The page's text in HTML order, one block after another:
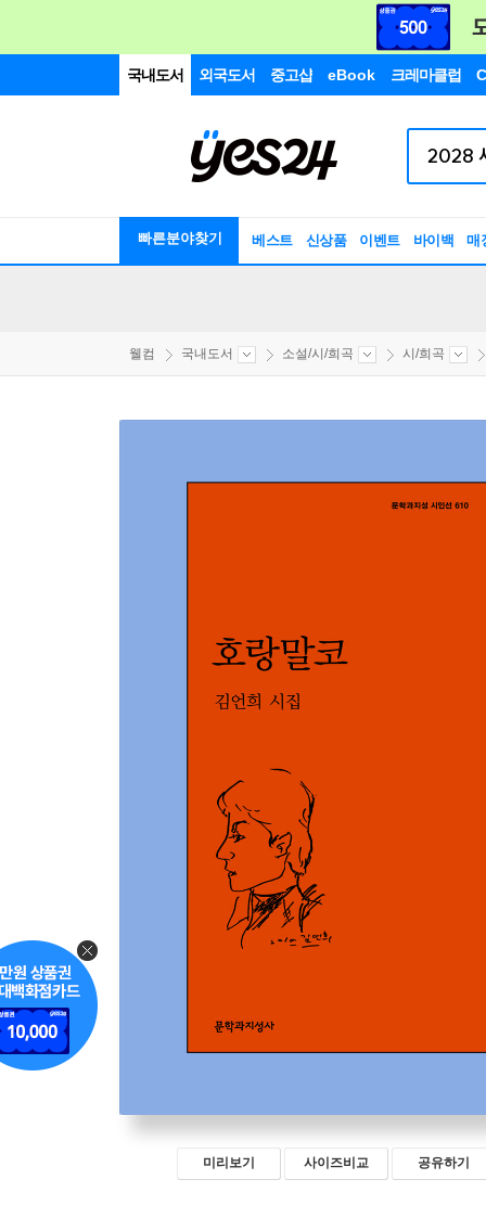
국내도서 외국도서 중고샵 eBook 크레마클럽
빠른분야찾기 베스트 신상품 이벤트 바이백 매
웰컴 국내도서 소설/시/희곡 시/희곡
미리보기 사이즈비교 공유하기